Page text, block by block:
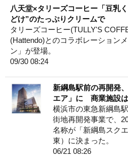
八天堂×タリーズコーヒー「豆乳
どけ”のたっぷりクリームで
タリーズコーヒー(TULLY'S
(Hattendo)とのコラボレーション
ン」が登場。
09/30 08:24
新綱島駅前の再開発
エア」に 商業施設
横浜市の東急新綱島
街地再開発事業で、
名称が「新綱島スク
東）に決まった。
06/21 08:26